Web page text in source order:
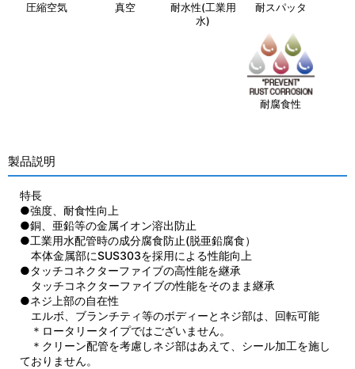
圧縮空気 真空
耐水性(工業用
水)
耐スパッタ
耐腐食性
製品説明
特長
●強度、耐食性向上
●銅、亜鉛等の金属イオン溶出防止
●工業用水配管時の成分腐食防止(脱亜鉛腐食）
本体金属部にSUS303を採用による性能向上
●タッチコネクターファイブの高性能を継承
タッチコネクターファイブの性能をそのまま継承
●ネジ上部の自在性
エルボ、ブランチティ等のボディーとネジ部は、回転可能
＊ロータリータイプではございません。
＊クリーン配管を考慮しネジ部はあえて、シール加工を施し
ておりません。